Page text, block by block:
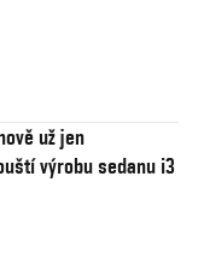
už jen
výrobu sedanu i3